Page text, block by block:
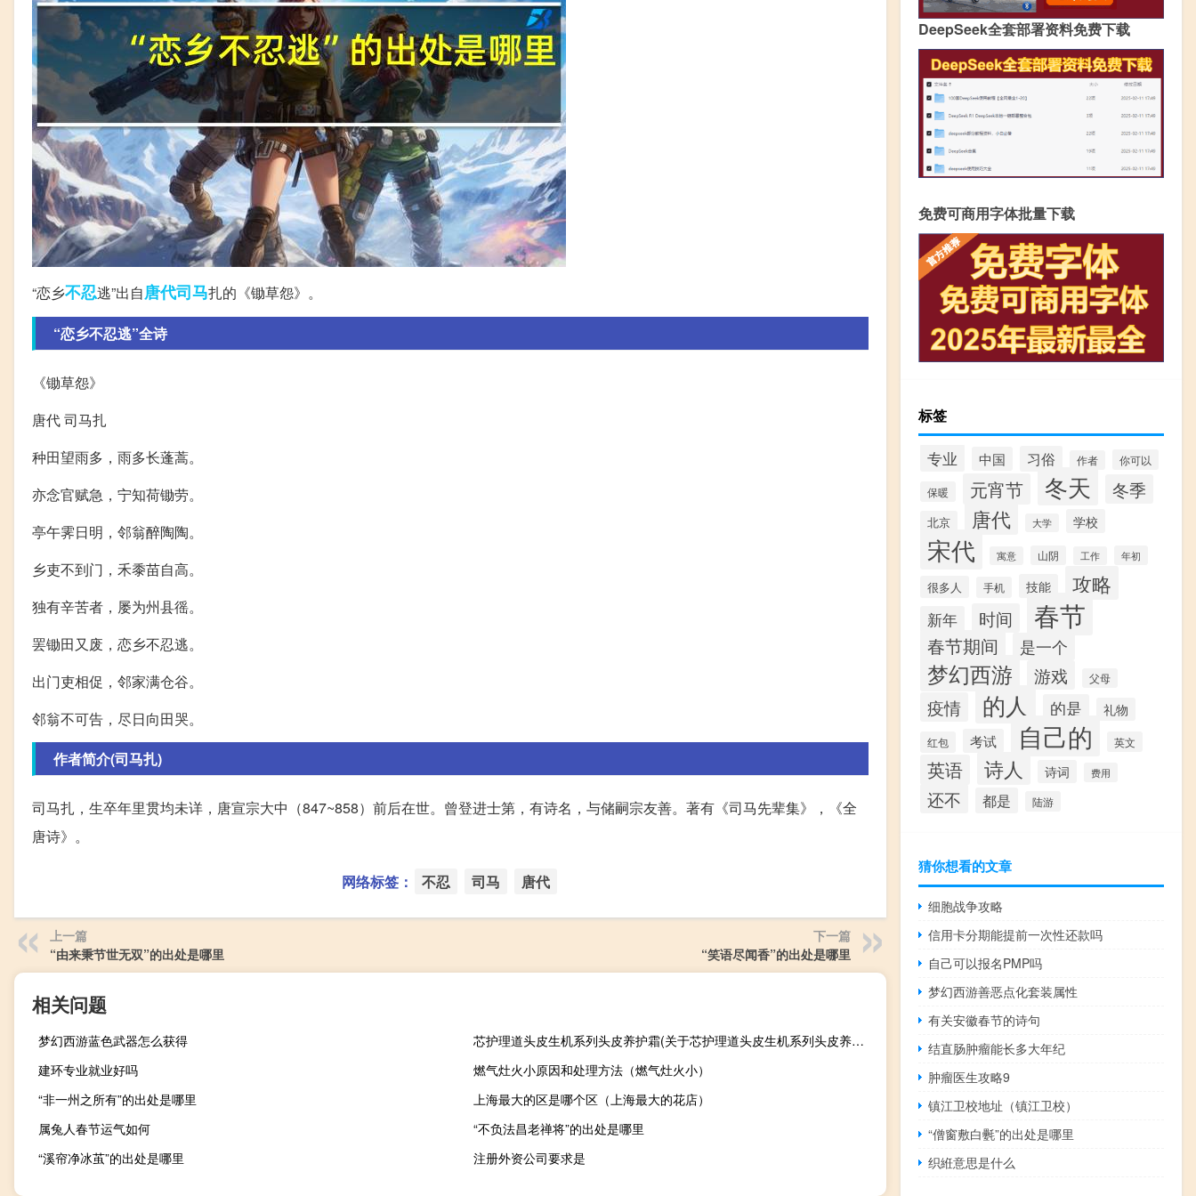
“恋乡不忍逃”出自唐代司马扎的《锄草怨》。
“恋乡不忍逃”全诗
《锄草怨》
唐代 司马扎
种田望雨多，雨多长蓬蒿。
亦念官赋急，宁知荷锄劳。
亭午霁日明，邻翁醉陶陶。
乡吏不到门，禾黍苗自高。
独有辛苦者，屡为州县徭。
罢锄田又废，恋乡不忍逃。
出门吏相促，邻家满仓谷。
邻翁不可告，尽日向田哭。
作者简介(司马扎)
司马扎，生卒年里贯均未详，唐宣宗大中（847~858）前后在世。曾登进士第，有诗名，与储嗣宗友善。著有《司马先辈集》，《全
唐诗》。
网络标签： 不忍 司马 唐代
上一篇
“由来秉节世无双”的出处是哪里
下一篇
“笑语尽闻香”的出处是哪里
相关问题
梦幻西游蓝色武器怎么获得
芯护理道头皮生机系列头皮养护霜(关于芯护理道头皮生机系列头皮养护霜简述)
建环专业就业好吗
燃气灶火小原因和处理方法（燃气灶火小）
“非一州之所有”的出处是哪里
上海最大的区是哪个区（上海最大的花店）
属兔人春节运气如何
“不负法昌老禅将”的出处是哪里
“溪帘净冰茧”的出处是哪里
注册外资公司要求是
DeepSeek全套部署资料免费下载
免费可商用字体批量下载
标签
专业 中国 习俗 作者 你可以
保暖 元宵节 冬天 冬季
北京 唐代 大学 学校
宋代 寓意 山阴 工作 年初
很多人 手机 技能 攻略
新年 时间 春节
春节期间 是一个
梦幻西游 游戏 父母
疫情 的人 的是 礼物
红包 考试 自己的 英文
英语 诗人 诗词 费用
还不 都是 陆游
猜你想看的文章
细胞战争攻略
信用卡分期能提前一次性还款吗
自己可以报名PMP吗
梦幻西游善恶点化套装属性
有关安徽春节的诗句
结直肠肿瘤能长多大年纪
肿瘤医生攻略9
镇江卫校地址（镇江卫校）
“僧窗敷白氎”的出处是哪里
织絍意思是什么